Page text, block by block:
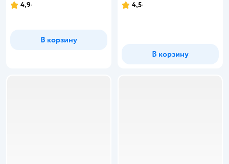
Рейтинг:
4,9
В корзину
Рейтинг:
4,5
В корзину